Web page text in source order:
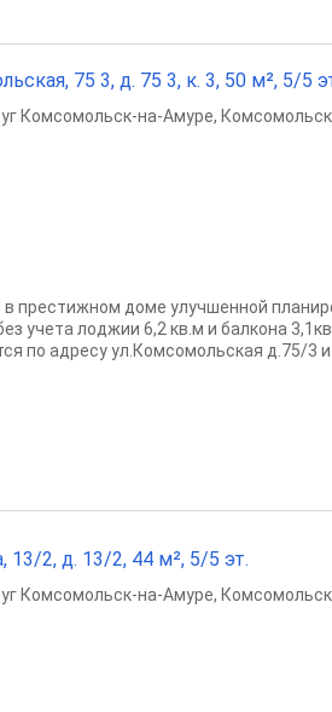
75 3, д. 75 3, к. 3, 50 м², 5/5
Комсомольск-на-Амуре,
престижном доме улучшенной
учета лоджии 6,2 кв.м и балкона
по адресу ул.Комсомольская д.75/3 и
13/2, д. 13/2, 44 м², 5/5 эт.
Комсомольск-на-Амуре,